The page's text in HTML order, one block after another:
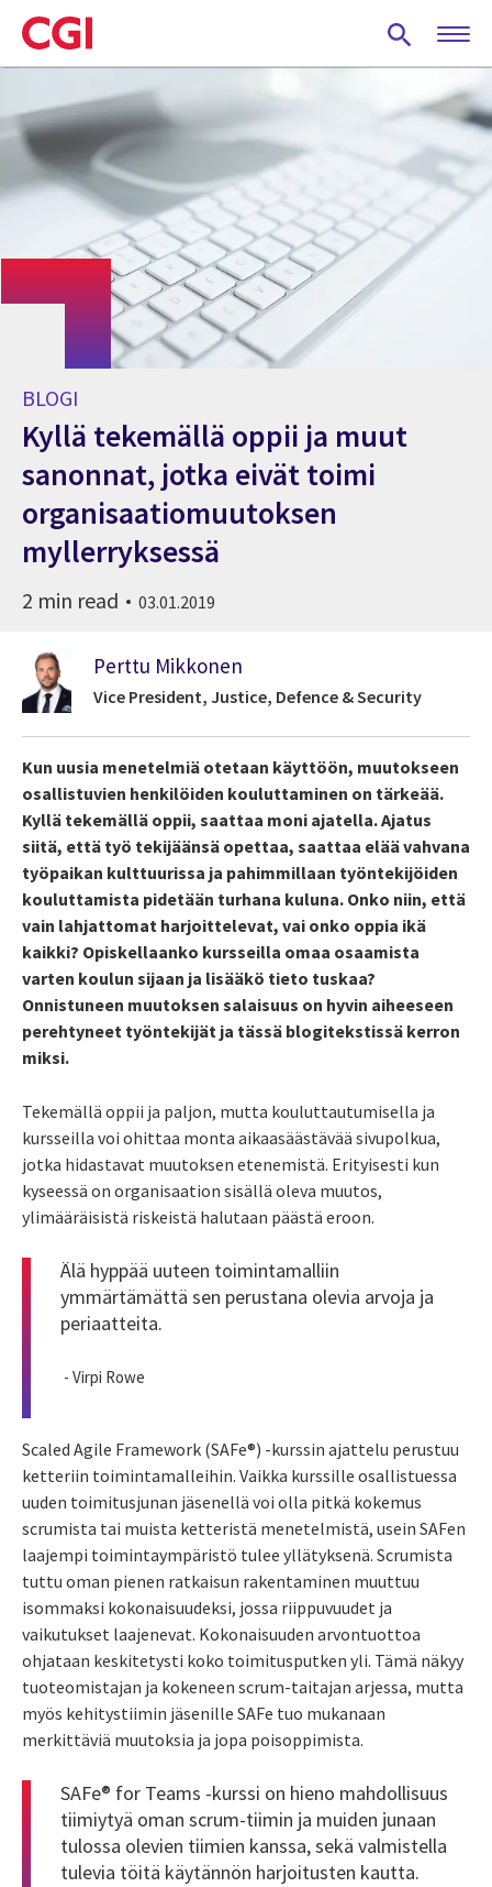
Skip
to
main
BLOGI
Kyllä tekemällä oppii ja muut
sanonnat, jotka eivät toimi
organisaatiomuutoksen
myllerryksessä
2 min read 03.01.2019
Perttu Mikkonen
Vice President, Justice, Defence & Security
Kun uusia menetelmiä otetaan käyttöön, muutokseen
osallistuvien henkilöiden kouluttaminen on tärkeää.
Kyllä tekemällä oppii, saattaa moni ajatella. Ajatus
siitä, että työ tekijäänsä opettaa, saattaa elää vahvana
työpaikan kulttuurissa ja pahimmillaan työntekijöiden
kouluttamista pidetään turhana kuluna. Onko niin, että
vain lahjattomat harjoittelevat, vai onko oppia ikä
kaikki? Opiskellaanko kursseilla omaa osaamista
varten koulun sijaan ja lisääkö tieto tuskaa?
Onnistuneen muutoksen salaisuus on hyvin aiheeseen
perehtyneet työntekijät ja tässä blogitekstissä kerron
miksi.
Tekemällä oppii ja paljon, mutta kouluttautumisella ja
kursseilla voi ohittaa monta aikaasäästävää sivupolkua,
jotka hidastavat muutoksen etenemistä. Erityisesti kun
kyseessä on organisaation sisällä oleva muutos,
ylimääräisistä riskeistä halutaan päästä eroon.
Älä hyppää uuteen toimintamalliin
ymmärtämättä sen perustana olevia arvoja ja
periaatteita.
- Virpi Rowe
Scaled Agile Framework (SAFe®) -kurssin ajattelu perustuu
ketteriin toimintamalleihin. Vaikka kurssille osallistuessa
uuden toimitusjunan jäsenellä voi olla pitkä kokemus
scrumista tai muista ketteristä menetelmistä, usein SAFen
laajempi toimintaympäristö tulee yllätyksenä. Scrumista
tuttu oman pienen ratkaisun rakentaminen muuttuu
isommaksi kokonaisuudeksi, jossa riippuvuudet ja
vaikutukset laajenevat. Kokonaisuuden arvontuottoa
ohjataan keskitetysti koko toimitusputken yli. Tämä näkyy
tuoteomistajan ja kokeneen scrum-taitajan arjessa, mutta
myös kehitystiimin jäsenille SAFe tuo mukanaan
merkittäviä muutoksia ja jopa poisoppimista.
SAFe® for Teams -kurssi on hieno mahdollisuus
tiimiytyä oman scrum-tiimin ja muiden junaan
tulossa olevien tiimien kanssa, sekä valmistella
tulevia töitä käytännön harjoitusten kautta.